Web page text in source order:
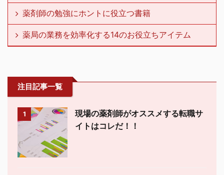
薬剤師の勉強にホントに役立つ書籍
薬局の業務を効率化する14のお役立ちアイテム
注目記事一覧
1
現場の薬剤師がオススメする転職サ
イトはコレだ！！